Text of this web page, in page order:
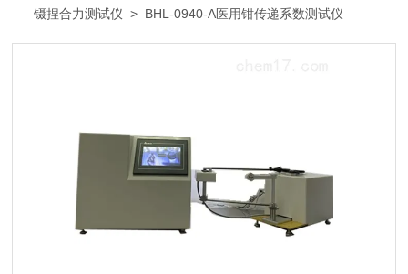
镊捏合力测试仪 > BHL-0940-A医用钳传递系数测试仪